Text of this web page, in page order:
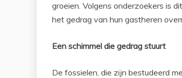
groeien. Volgens onderzoekers is
het gedrag van hun gastheren
Een schimmel die gedrag stuurt
De fossielen, die zijn bestudeerd